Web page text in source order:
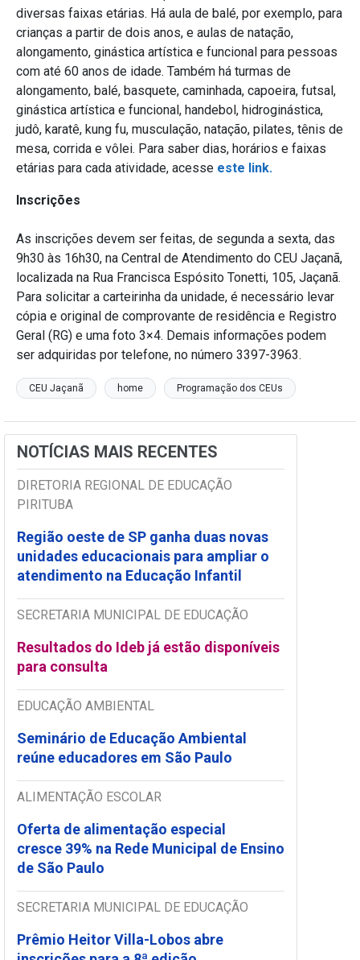
diversas faixas etárias. Há aula de balé, por exemplo, para
crianças a partir de dois anos, e aulas de natação,
alongamento, ginástica artística e funcional para pessoas
com até 60 anos de idade. Também há turmas de
alongamento, balé, basquete, caminhada, capoeira, futsal,
ginástica artística e funcional, handebol, hidroginástica,
judô, karatê, kung fu, musculação, natação, pilates, tênis de
mesa, corrida e vôlei. Para saber dias, horários e faixas
etárias para cada atividade, acesse este link.
Inscrições
As inscrições devem ser feitas, de segunda a sexta, das
9h30 às 16h30, na Central de Atendimento do CEU Jaçanã,
localizada na Rua Francisca Espósito Tonetti, 105, Jaçanã.
Para solicitar a carteirinha da unidade, é necessário levar
cópia e original de comprovante de residência e Registro
Geral (RG) e uma foto 3×4. Demais informações podem
ser adquiridas por telefone, no número 3397-3963.
CEU Jaçanã home Programação dos CEUs
NOTÍCIAS MAIS RECENTES
DIRETORIA REGIONAL DE EDUCAÇÃO
PIRITUBA
Região oeste de SP ganha duas novas
unidades educacionais para ampliar o
atendimento na Educação Infantil
SECRETARIA MUNICIPAL DE EDUCAÇÃO
Resultados do Ideb já estão disponíveis
para consulta
EDUCAÇÃO AMBIENTAL
Seminário de Educação Ambiental
reúne educadores em São Paulo
ALIMENTAÇÃO ESCOLAR
Oferta de alimentação especial
cresce 39% na Rede Municipal de Ensino
de São Paulo
SECRETARIA MUNICIPAL DE EDUCAÇÃO
Prêmio Heitor Villa-Lobos abre